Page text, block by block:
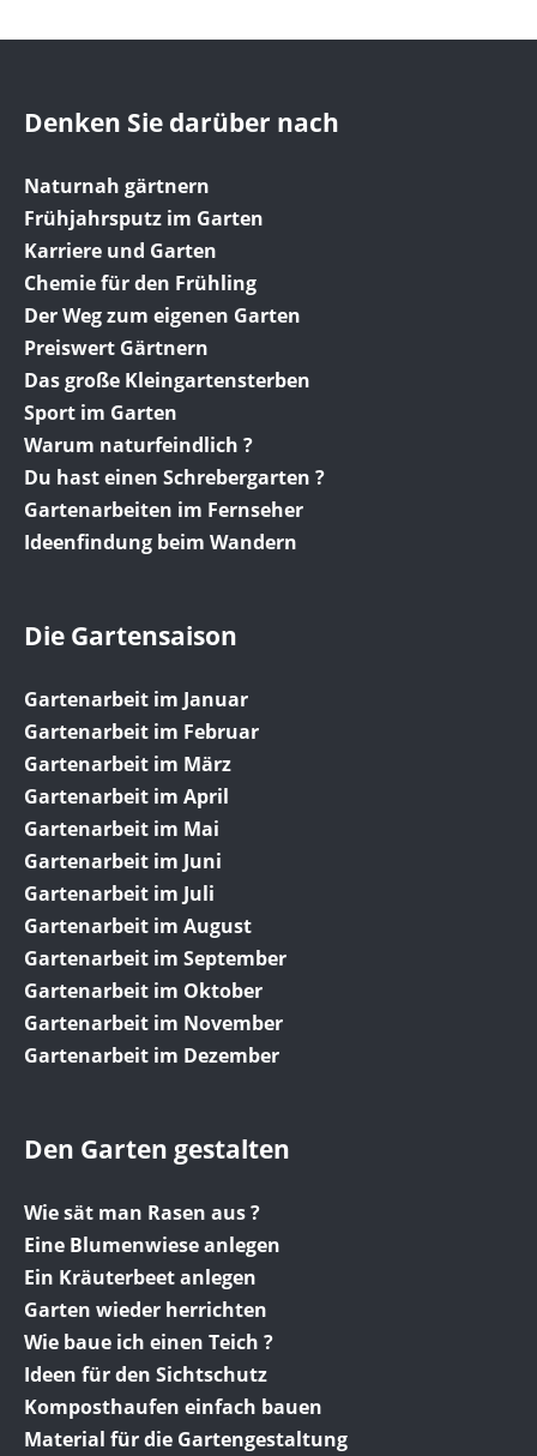
Denken Sie darüber nach
Naturnah gärtnern
Frühjahrsputz im Garten
Karriere und Garten
Chemie für den Frühling
Der Weg zum eigenen Garten
Preiswert Gärtnern
Das große Kleingartensterben
Sport im Garten
Warum naturfeindlich ?
Du hast einen Schrebergarten ?
Gartenarbeiten im Fernseher
Ideenfindung beim Wandern
Die Gartensaison
Gartenarbeit im Januar
Gartenarbeit im Februar
Gartenarbeit im März
Gartenarbeit im April
Gartenarbeit im Mai
Gartenarbeit im Juni
Gartenarbeit im Juli
Gartenarbeit im August
Gartenarbeit im September
Gartenarbeit im Oktober
Gartenarbeit im November
Gartenarbeit im Dezember
Den Garten gestalten
Wie sät man Rasen aus ?
Eine Blumenwiese anlegen
Ein Kräuterbeet anlegen
Garten wieder herrichten
Wie baue ich einen Teich ?
Ideen für den Sichtschutz
Komposthaufen einfach bauen
Material für die Gartengestaltung